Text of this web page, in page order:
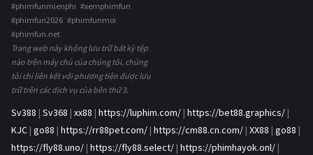
#phimfunmienphi #xemphimfun
#phimfun2026 #phimfunmoi
#phimfun.net
Trang web này không lưu trữ bất kỳ tệp
nào trên máy chủ của chúng tôi, chúng
tôi chỉ liên kết với phương tiện được lưu
trữ trên các dịch vụ của bên thứ 3.
Sv388 | Sv368 | xx88 | https://luphim.com/ | https://bet88.graphics/ |
KJC | go88 | https://rr88pet.com/ | https://cm88.cn.com/ | XX88 | go88 |
https://fly88.uno/ | https://fly88.select/ | https://phimhayok.onl/ |